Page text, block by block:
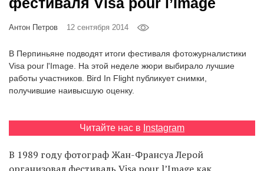
Антон Петров 12 сентября 2014
В Перпиньяне подводят итоги фестиваля фотожурналистики
Visa pour l'Image. На этой неделе жюри выбирало лучшие
работы участников. Bird In Flight публикует снимки,
получившие наивысшую оценку.
Читайте нас в Instagram
В 1989 году фотограф Жан-Франсуа Лерой